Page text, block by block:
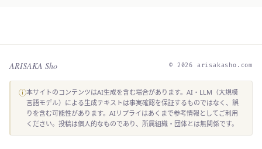
ARISAKA Sho © 2026 arisakasho.com
ⓘ本サイトのコンテンツはAI生成を含む場合があります。AI・LLM（大規模
言語モデル）による生成テキストは事実確認を保証するものではなく、誤
りを含む可能性があります。AIリプライはあくまで参考情報としてご利用
ください。投稿は個人的なものであり、所属組織・団体とは無関係です。